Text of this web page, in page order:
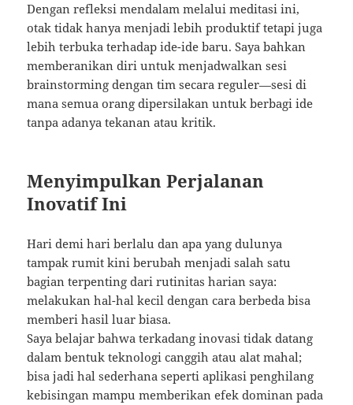
Dengan refleksi mendalam melalui meditasi ini,
otak tidak hanya menjadi lebih produktif tetapi juga
lebih terbuka terhadap ide-ide baru. Saya bahkan
memberanikan diri untuk menjadwalkan sesi
brainstorming dengan tim secara reguler—sesi di
mana semua orang dipersilakan untuk berbagi ide
tanpa adanya tekanan atau kritik.
Menyimpulkan Perjalanan
Inovatif Ini
Hari demi hari berlalu dan apa yang dulunya
tampak rumit kini berubah menjadi salah satu
bagian terpenting dari rutinitas harian saya:
melakukan hal-hal kecil dengan cara berbeda bisa
memberi hasil luar biasa.
Saya belajar bahwa terkadang inovasi tidak datang
dalam bentuk teknologi canggih atau alat mahal;
bisa jadi hal sederhana seperti aplikasi penghilang
kebisingan mampu memberikan efek dominan pada